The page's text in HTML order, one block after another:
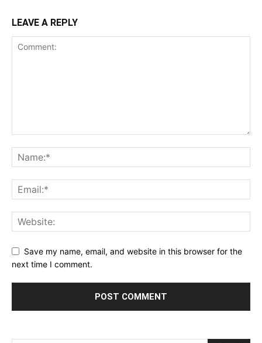
LEAVE A REPLY
Save my name, email, and website in this browser for the
next time I comment.